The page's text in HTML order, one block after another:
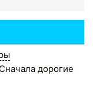
Сначала дорогие